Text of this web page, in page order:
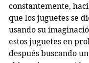
constantemente,
que los juguetes se
usando su
estos juguetes en
después buscando